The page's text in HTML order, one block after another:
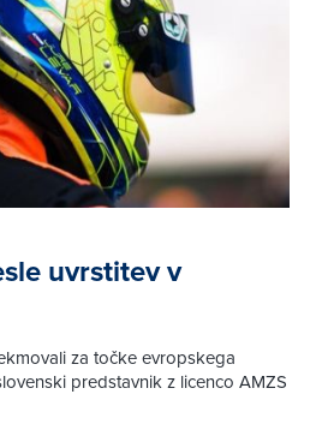
uvrstitev v
za točke evropskega
predstavnik z licenco AMZS